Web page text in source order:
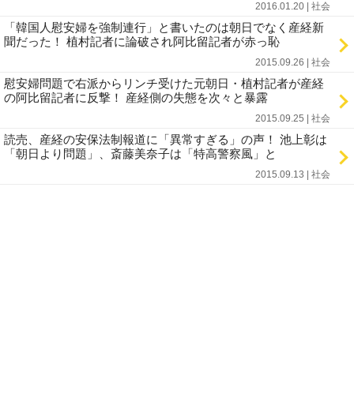
2016.01.20 | 社会
「韓国人慰安婦を強制連行」と書いたのは朝日でなく産経新
聞だった！ 植村記者に論破され阿比留記者が赤っ恥
2015.09.26 | 社会
慰安婦問題で右派からリンチ受けた元朝日・植村記者が産経
の阿比留記者に反撃！ 産経側の失態を次々と暴露
2015.09.25 | 社会
読売、産経の安保法制報道に「異常すぎる」の声！ 池上彰は
「朝日より問題」、斎藤美奈子は「特高警察風」と
2015.09.13 | 社会